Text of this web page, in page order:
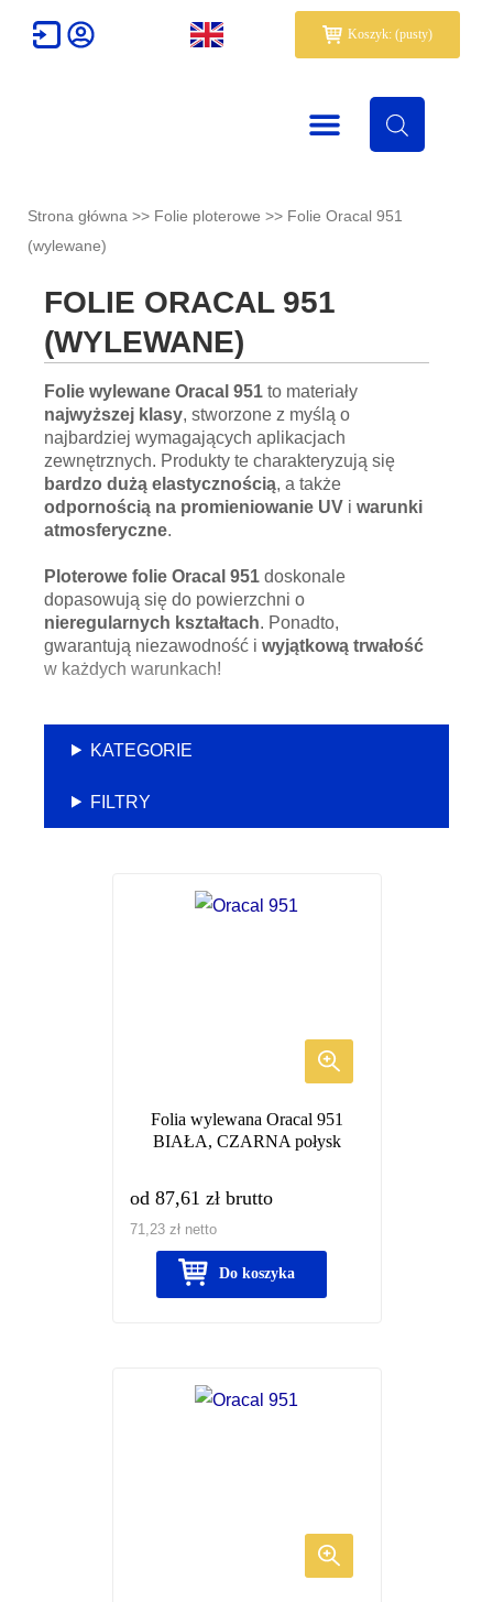
Koszyk: (pusty)
Wózek
Strona główna >> Folie ploterowe >> Folie Oracal 951
(wylewane)
FOLIE ORACAL 951
(WYLEWANE)
Folie wylewane Oracal 951 to materiały
najwyższej klasy, stworzone z myślą o
najbardziej wymagających aplikacjach
zewnętrznych. Produkty te charakteryzują się
bardzo dużą elastycznością, a także
odpornością na promieniowanie UV i warunki
atmosferyczne.
Ploterowe folie Oracal 951 doskonale
dopasowują się do powierzchni o
nieregularnych kształtach. Ponadto,
gwarantują niezawodność i wyjątkową trwałość
w każdych warunkach!
KATEGORIE
FILTRY
Folia wylewana Oracal 951
BIAŁA, CZARNA połysk
od 87,61 złbrutto
71,23 złnetto
Do koszyka
Opcje
można
na
stronie
Opcje
można